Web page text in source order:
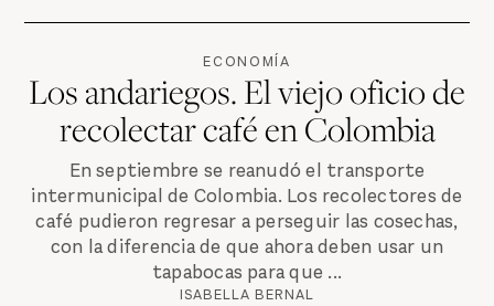
ECONOMÍA
Los andariegos. El viejo oficio de
recolectar café en Colombia
En septiembre se reanudó el transporte
intermunicipal de Colombia. Los recolectores de
café pudieron regresar a perseguir las cosechas,
con la diferencia de que ahora deben usar un
tapabocas para que ...
ISABELLA BERNAL